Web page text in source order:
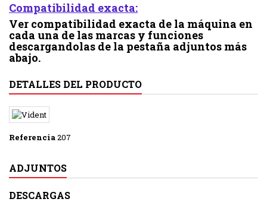
Compatibilidad exacta:
Ver compatibilidad exacta de la máquina en
cada una de las marcas y funciones
descargandolas de la pestaña adjuntos más
abajo.
DETALLES DEL PRODUCTO
Referencia207
ADJUNTOS
DESCARGAS